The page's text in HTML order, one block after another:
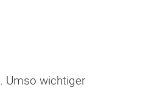
Umso wichtiger